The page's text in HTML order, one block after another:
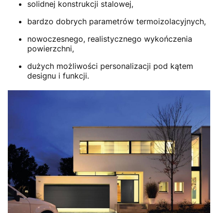
solidnej konstrukcji stalowej,
bardzo dobrych parametrów termoizolacyjnych,
nowoczesnego, realistycznego wykończenia
powierzchni,
dużych możliwości personalizacji pod kątem
designu i funkcji.